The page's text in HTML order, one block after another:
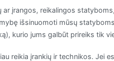
įrangos, reikalingos
išsinuomoti mūsų
kurio jums galbūt prireiks tik
reikia įrankių ir technikos. Jei